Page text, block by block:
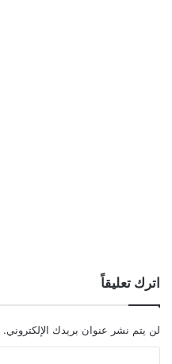
اترك تعليقاً
لن يتم نشر عنوان بريدك الإلكتروني.